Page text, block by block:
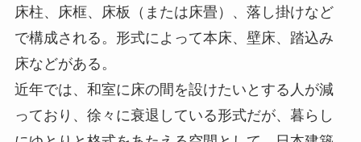
床柱、床框、床板（または床畳）、落し掛けなど
で構成される。形式によって本床、壁床、踏込み
床などがある。
近年では、和室に床の間を設けたいとする人が減
っており、徐々に衰退している形式だが、暮らし